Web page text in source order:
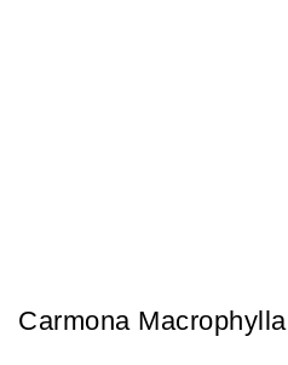
Carmona Macrophylla